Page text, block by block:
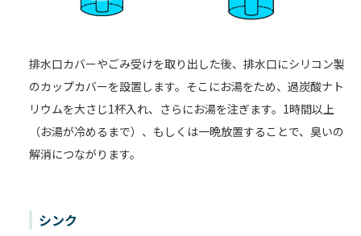
排水口カバーやごみ受けを取り出した後、排水口にシリコン製
のカップカバーを設置します。そこにお湯をため、過炭酸ナト
リウムを大さじ1杯入れ、さらにお湯を注ぎます。1時間以上
（お湯が冷めるまで）、もしくは一晩放置することで、臭いの
解消につながります。
シンク